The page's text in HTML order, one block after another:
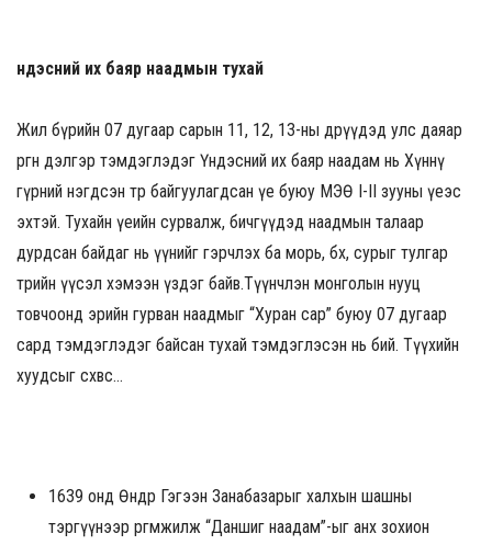
Үндэсний их баяр наадмын тухай
Жил бүрийн 07 дугаар сарын 11, 12, 13-ны өдрүүдэд улс даяар
өргөн дэлгэр тэмдэглэдэг Үндэсний их баяр наадам нь Хүннү
гүрний нэгдсэн төр байгуулагдсан үе буюу МЭӨ I-II зууны үеэс
эхтэй. Тухайн үеийн сурвалж, бичгүүдэд наадмын талаар
дурдсан байдаг нь үүнийг гэрчлэх ба морь, бөх, сурыг тулгар
төрийн үүсэл хэмээн үздэг байв.Түүнчлэн монголын нууц
товчоонд эрийн гурван наадмыг “Хуран сар” буюу 07 дугаар
сард тэмдэглэдэг байсан тухай тэмдэглэсэн нь бий. Түүхийн
хуудсыг сөхвөөс…
1639 онд Өндөр Гэгээн Занабазарыг халхын шашны
тэргүүнээр өргөмжилж “Даншиг наадам”-ыг анх зохион